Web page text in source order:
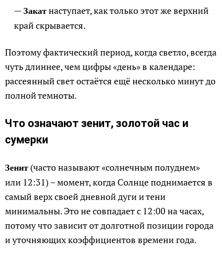
Закат наступает, как только этот же верхний
край скрывается.
Поэтому фактический период, когда светло, всегда
чуть длиннее, чем цифры «день» в календаре:
рассеянный свет остаётся ещё несколько минут до
полной темноты.
Что означают зенит, золотой час и
сумерки
Зенит (часто называют «солнечным полуднем»
или 12:31) – момент, когда Солнце поднимается в
самый верх своей дневной дуги и тени
минимальны. Это не совпадает с 12:00 на часах,
потому что зависит от долготной позиции города
и уточняющих коэффициентов времени года.